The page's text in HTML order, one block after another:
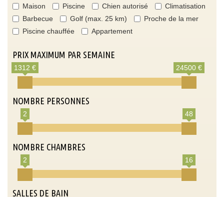
Maison Piscine Chien autorisé
Climatisation
Barbecue
Golf (max. 25 km)
Proche de la mer
Piscine chauffée
Appartement
PRIX MAXIMUM PAR SEMAINE
1312 € 24500 €
NOMBRE PERSONNES
2 48
NOMBRE CHAMBRES
2 16
SALLES DE BAIN